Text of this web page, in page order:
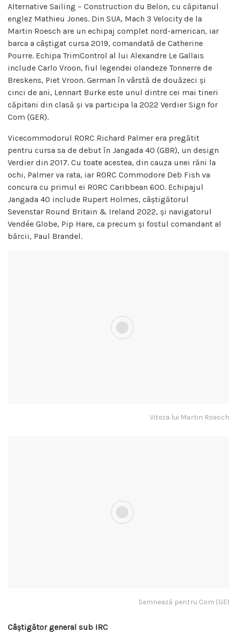
Alternative Sailing – Construction du Belon, cu căpitanul
englez Mathieu Jones. Din SUA, Mach 3 Velocity de la
Martin Roesch are un echipaj complet nord-american, iar
barca a câștigat cursa 2019, comandată de Catherine
Pourre. Echipa TrimControl al lui Alexandre Le Gallais
include Carlo Vroon, fiul legendei olandeze Tonnerre de
Breskens, Piet Vroon. German în vârstă de douăzeci și
cinci de ani, Lennart Burke este unul dintre cei mai tineri
căpitani din clasă și va participa la 2022 Verdier Sign for
Com (GER).
Vicecommodorul RORC Richard Palmer era pregătit
pentru cursa sa de debut în Jangada 40 (GBR), un design
Verdier din 2017. Cu toate acestea, din cauza unei răni la
ochi, Palmer va rata, iar RORC Commodore Deb Fish va
concura cu primul ei RORC Caribbean 600. Echipajul
Jangada 40 include Rupert Holmes, câștigătorul
Sevenstar Round Britain & Ireland 2022, și navigatorul
Vendée Globe, Pip Hare, ca precum și fostul comandant al
bărcii, Paul Brandel.
Viteza lui Martin
Semnează pentru Com
Câștigător general sub IRC